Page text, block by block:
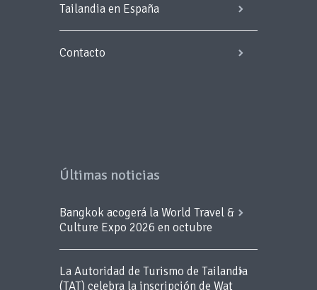
Tailandia en España
Contacto
Últimas noticias
Bangkok acogerá la World Travel &
Culture Expo 2026 en octubre
La Autoridad de Turismo de Tailandia
(TAT) celebra la inscripción de Wat